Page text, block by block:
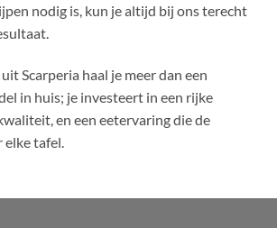
nodig is, kun je altijd bij ons terecht
Scarperia haal je meer dan een
in huis; je investeert in een rijke
en een eetervaring die de
tafel.